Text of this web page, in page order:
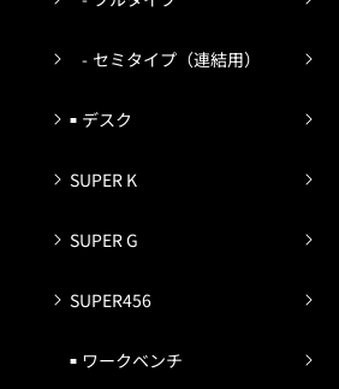
セミタイプ（連結用）
デスク
SUPER K
SUPER G
SUPER456
ワークベンチ